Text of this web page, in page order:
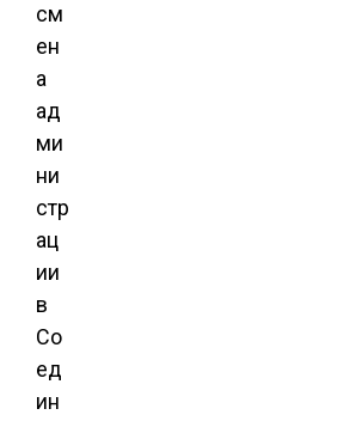
см
ен
а
ад
ми
ни
стр
ац
ии
в
Со
ед
ин